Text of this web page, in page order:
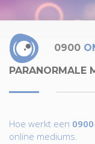
0900
PARANORMALE
Hoe werkt een 0900
online mediums.